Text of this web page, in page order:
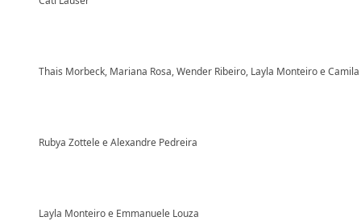
Thais Morbeck, Mariana Rosa, Wender Ribeiro, Layla Monteiro e
Rubya Zottele e Alexandre Pedreira
Layla Monteiro e Emmanuele Louza